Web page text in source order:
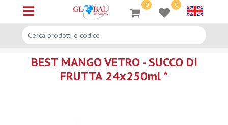
Open menu
0 0
BEST MANGO VETRO - SUCCO DI
FRUTTA 24x250ml *